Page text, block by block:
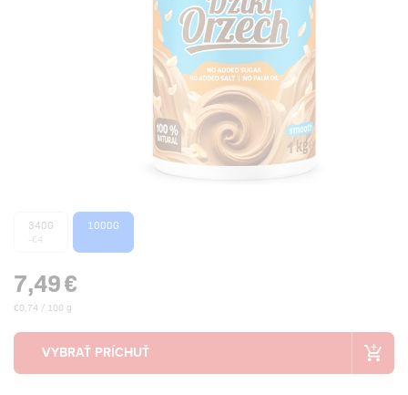
340G
-€4
1000G
7,49€
€0,74 / 100 g